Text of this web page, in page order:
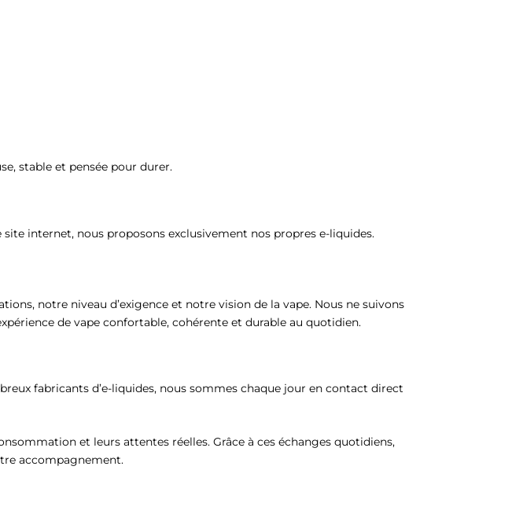
stable et pensée pour durer.
internet, nous proposons exclusivement nos propres e-liquides.
notre niveau d’exigence et notre vision de la vape. Nous ne suivons
de vape confortable, cohérente et durable au quotidien.
fabricants d’e-liquides, nous sommes chaque jour en contact direct
et leurs attentes réelles. Grâce à ces échanges quotidiens,
accompagnement.